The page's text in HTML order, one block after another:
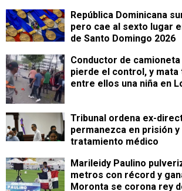
República Dominicana
pero cae al sexto lugar
de Santo Domingo 2026
Conductor de
pierde el control, y
entre ellos una niña en
Tribunal ordena ex-
permanezca en prisión
tratamiento médico
Marileidy Paulino
metros con récord y
Moronta se corona rey